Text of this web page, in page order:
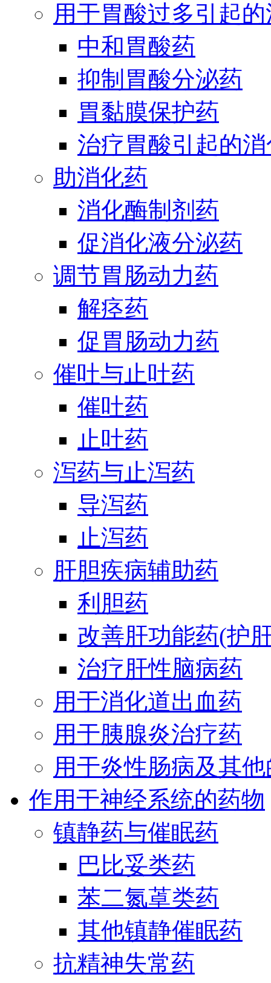
用于胃酸过多引起
中和胃酸药
抑制胃酸分泌药
胃黏膜保护药
治疗胃酸引起的
助消化药
消化酶制剂药
促消化液分泌药
调节胃肠动力药
解痉药
促胃肠动力药
催吐与止吐药
催吐药
止吐药
泻药与止泻药
导泻药
止泻药
肝胆疾病辅助药
利胆药
改善肝功能药(护
治疗肝性脑病药
用于消化道出血药
用于胰腺炎治疗药
用于炎性肠病及其
作用于神经系统的药物
镇静药与催眠药
巴比妥类药
苯二氮䓬类药
其他镇静催眠药
抗精神失常药